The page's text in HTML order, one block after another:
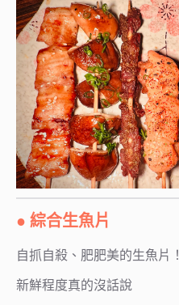
● 綜合生魚片
自抓自殺、肥肥美的生魚片！
新鮮程度真的沒話說